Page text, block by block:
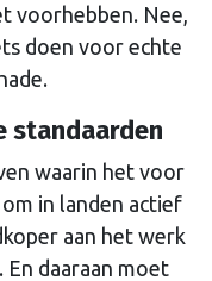
voorhebben. Nee,
doen voor echte
standaarden
waarin het voor
in landen actief
aan het werk
daaraan moet